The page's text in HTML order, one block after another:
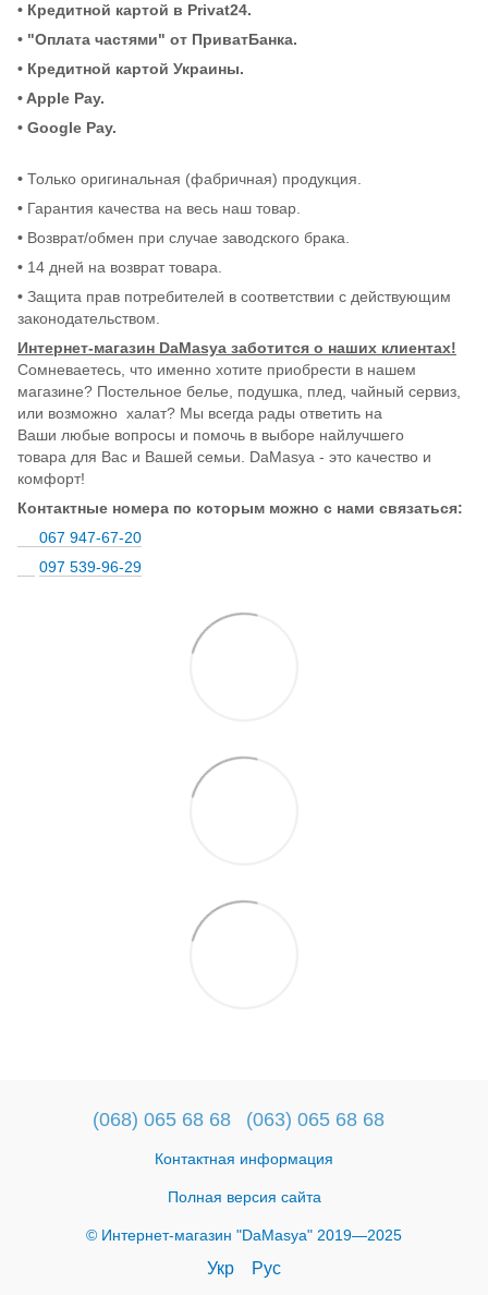
• Кредитной картой в Privat24.
• "Оплата частями" от ПриватБанка.
• Кредитной картой Украины.
• Apple Pay.
• Google Pay.
• Только оригинальная (фабричная) продукция.
• Гарантия качества на весь наш товар.
• Возврат/обмен при случае заводского брака.
• 14 дней на возврат товара.
• Защита прав потребителей в соответствии с действующим
законодательством.
Интернет-магазин DaMasya заботится о наших клиентах!
Сомневаетесь, что именно хотите приобрести в нашем
магазине? Постельное белье, подушка, плед, чайный сервиз,
или возможно халат? Мы всегда рады ответить на
Ваши любые вопросы и помочь в выборе найлучшего
товара для Вас и Вашей семьи. DaMasya - это качество и
комфорт!
Контактные номера по которым можно с нами связаться:
067 947-67-20
097 539-96-29
(068) 065 68 68 (063) 065 68 68
Контактная информация
Полная версия сайта
© Интернет-магазин "DaMasya" 2019—2025
Укр Рус